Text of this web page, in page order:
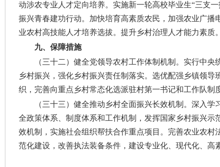
动涉农专业人才定向培养。实施新一轮高校毕业生“三支
振兴青春建功行动。加快培育高素质农民，加强农业广
业农村高技能人才培养选拔。提升乡村治理人才能力素质
九、保障措施
（三十二）健全党领导农村工作体制机制。 实行中央
乡村振兴，强化乡村振兴责任制落实。选优配强乡镇领
织，完善向重点乡村常态化选派驻村第一书记和工作队制
（三十三）健全推动乡村全面振兴长效机制。 深入学
全政策体系、制度体系和工作机制，发挥国家乡村振兴
效机制，实施社会组织帮扶合作重点项目。完善农业农
范化建设，改善执法装备条件，建设专业化、现代化、
完善运行机制助力责任有效落实 一纸欠